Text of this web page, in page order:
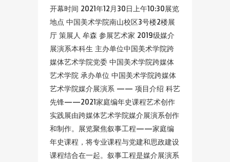
开幕时间 2021年12月30日上午10:30展览
地点 中国美术学院南山校区3号楼2楼展
厅 策展人 牟森 参展艺术家 2019级媒介
展演系本科生 主办单位中国美术学院跨
媒体艺术学院党委 中国美术学院跨媒体
艺术学院 承办单位 中国美术学院跨媒体
艺术学院媒介展演系 —— 项目介绍 科艺
先锋——2021家庭编年史课程艺术创作
实践展由跨媒体艺术学院媒介展演系创作
和制作。展览聚焦叙事工程——家庭编
年史课程，将专业课程与党建和思政建设
课程结合在一起。叙事工程是媒介展演系